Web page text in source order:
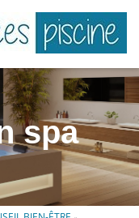
spa